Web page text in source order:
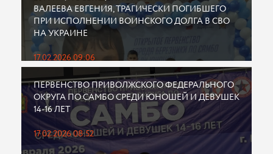
ВАЛЕЕВА ЕВГЕНИЯ, ТРАГИЧЕСКИ ПОГИБШЕГО
ПРИ ИСПОЛНЕНИИ ВОИНСКОГО ДОЛГА В СВО
НА УКРАИНЕ
17.02.2026 09:06
ПЕРВЕНСТВО ПРИВОЛЖСКОГО ФЕДЕРАЛЬНОГО
ОКРУГА ПО САМБО СРЕДИ ЮНОШЕЙ И ДЕВУШЕК
14-16 ЛЕТ
17.02.2026 08:52